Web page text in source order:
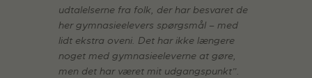
udtalelserne fra folk, der har besvaret de
her gymnasieelevers spørgsmål – med
lidt ekstra oveni. Det har ikke længere
noget med gymnasieeleverne at gøre,
men det har været mit udgangspunkt”.